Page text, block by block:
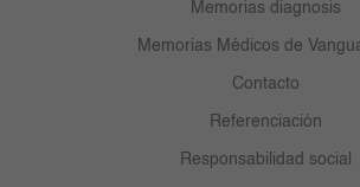
Memorias diagnosis
Memorias Médicos de
Contacto
Referenciación
Responsabilidad social